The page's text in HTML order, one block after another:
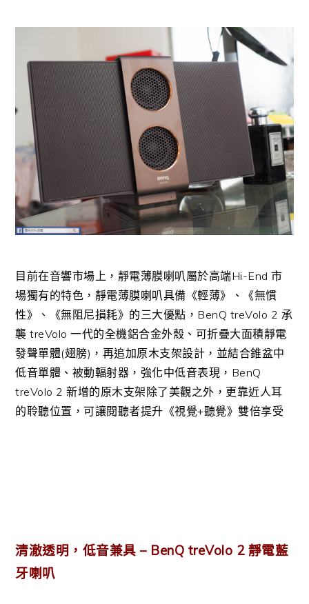
目前在音響市場上，靜電薄膜喇叭屬於高端Hi-End 市
場獨有的特色，靜電薄膜喇叭具備《輕薄》、《無慣
性》、《無阻尼損耗》的三大優點，BenQ treVolo 2 承
襲 treVolo 一代的全機鋁合金外殼、可折疊大面積靜電
發聲單體(翅膀)，再追加原木支架設計，並結合錐盆中
低音單體、被動輻射器，強化中低音表現，BenQ
treVolo 2 新增的原木支架除了美觀之外，更靠近人耳
的聆聽位置，可讓閱聽者提升《視覺+聽覺》雙倍享受
清澈透明，低音兼具 – BenQ treVolo 2 靜電藍
牙喇叭